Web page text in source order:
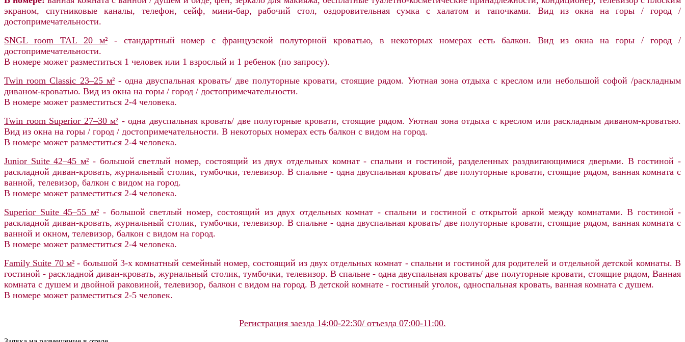
экраном, спутниковые каналы, телефон, сейф, мини-бар, рабочий стол, оздоровительная сумка с халатом и тапочками. Вид из окна на горы / город /
достопримечательности.
SNGL room TAL 20 м²- стандартный номер c французской полуторной кроватью, в некоторых номерах есть балкон. Вид из окна на горы / город /
достопримечательности.
В номере может разместиться 1 человек или 1 взрослый и 1 ребенок (по запросу).
Twin room Classic 23–25 м²- одна двуспальная кровать/ две полуторные кровати, стоящие рядом. Уютная зона отдыха с креслом или небольшой софой /раскладным
диваном-кроватью. Вид из окна на горы / город / достопримечательности.
В номере может разместиться 2-4 человека.
Twin room Superior 27–30 м² - одна двуспальная кровать/ две полуторные кровати, стоящие рядом. Уютная зона отдыха с креслом или раскладным диваном-кроватью.
Вид из окна на горы / город / достопримечательности. В некоторых номерах есть балкон с видом на город.
В номере может разместиться 2-4 человека.
Junior Suite 42–45 м² - большой светлый номер, состоящий из двух отдельных комнат - спальни и гостиной, разделенных раздвигающимися дверьми. В гостиной -
раскладной диван-кровать, журнальный столик, тумбочки, телевизор. В спальне - одна двуспальная кровать/ две полуторные кровати, стоящие рядом, ванная комната с
ванной, телевизор, балкон с видом на город.
В номере может разместиться 2-4 человека.
Superior Suite 45–55 м²- большой светлый номер, состоящий из двух отдельных комнат - спальни и гостиной с открытой аркой между комнатами. В гостиной -
раскладной диван-кровать, журнальный столик, тумбочки, телевизор. В спальне - одна двуспальная кровать/ две полуторные кровати, стоящие рядом, ванная комната с
ванной и окном, телевизор, балкон с видом на город.
В номере может разместиться 2-4 человека.
Family Suite 70 м²- большой 3-х комнатный семейный номер, состоящий из двух отдельных комнат - спальни и гостиной для родителей и отдельной детской комнаты. В
гостиной - раскладной диван-кровать, журнальный столик, тумбочки, телевизор. В спальне - одна двуспальная кровать/ две полуторные кровати, стоящие рядом, Ванная
комната с душем и двойной раковиной, телевизор, балкон с видом на город. В детской комнате - гостиный уголок, односпальная кровать, ванная комната с душем.
В номере может разместиться 2-5 человек.
Регистрация заезда 14:00-22:30/ отъезда 07:00-11:00.